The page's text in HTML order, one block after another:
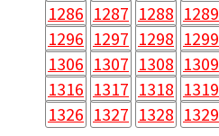
1286 1287 1288 1289
1296 1297 1298 1299
1306 1307 1308 1309
1316 1317 1318 1319
1326 1327 1328 1329